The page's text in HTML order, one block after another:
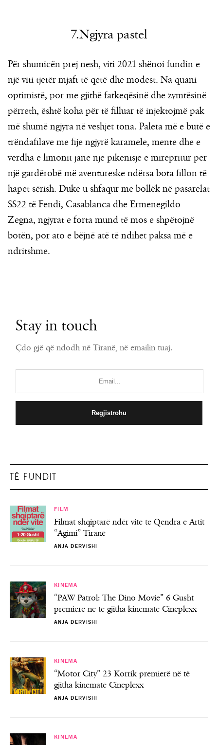
7.Ngjyra pastel
Për shumicën prej nesh, viti 2021 shënoi fundin e
një viti tjetër mjaft të qetë dhe modest. Na quani
optimistë, por me gjithë fatkeqësinë dhe zymtësinë
përreth, është koha për të filluar të injektojmë pak
më shumë ngjyra në veshjet tona. Paleta më e butë e
trëndafilave me fije ngjyrë karamele, mente dhe e
verdha e limonit janë një pikënisje e mirëpritur për
një gardërobë më aventureske ndërsa bota fillon të
hapet sërish. Duke u shfaqur me bollëk në pasarelat
SS22 të Fendi, Casablanca dhe Ermenegildo
Zegna, ngjyrat e forta mund të mos e shpëtojnë
botën, por ato e bëjnë atë të ndihet paksa më e
ndritshme.
Stay in touch
Çdo gjë që ndodh në Tiranë, në emailin tuaj.
TË FUNDIT
FILM
Filmat shqiptarë ndër vite te Qendra e Artit
“Agimi” Tiranë
ANJA DERVISHI
KINEMA
“PAW Patrol: The Dino Movie” 6 Gusht
premierë në të gjitha kinematë Cineplexx
ANJA DERVISHI
KINEMA
“Motor City” 23 Korrik premierë në të
gjitha kinematë Cineplexx
ANJA DERVISHI
KINEMA